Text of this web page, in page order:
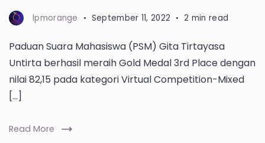
lpmorange September 11, 2022 2 min read
Paduan Suara Mahasiswa (PSM) Gita Tirtayasa
Untirta berhasil meraih Gold Medal 3rd Place dengan
nilai 82,15 pada kategori Virtual Competition-Mixed
[…]
Read More